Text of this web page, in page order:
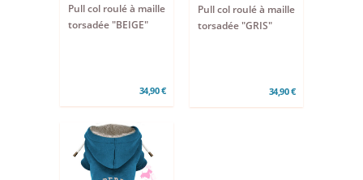
Pull col roulé à maille
torsadée "BEIGE"
34,90 €
Pull col roulé à maille
torsadée "GRIS"
34,90 €